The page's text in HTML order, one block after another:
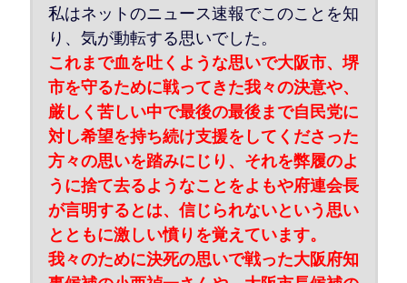
私はネットのニュース速報でこのことを知
り、気が動転する思いでした。
これまで血を吐くような思いで大阪市、堺
市を守るために戦ってきた我々の決意や、
厳しく苦しい中で最後の最後まで自民党に
対し希望を持ち続け支援をしてくださった
方々の思いを踏みにじり、それを弊履のよ
うに捨て去るようなことをよもや府連会長
が言明するとは、信じられないという思い
とともに激しい憤りを覚えています。
我々のために決死の思いで戦った大阪府知